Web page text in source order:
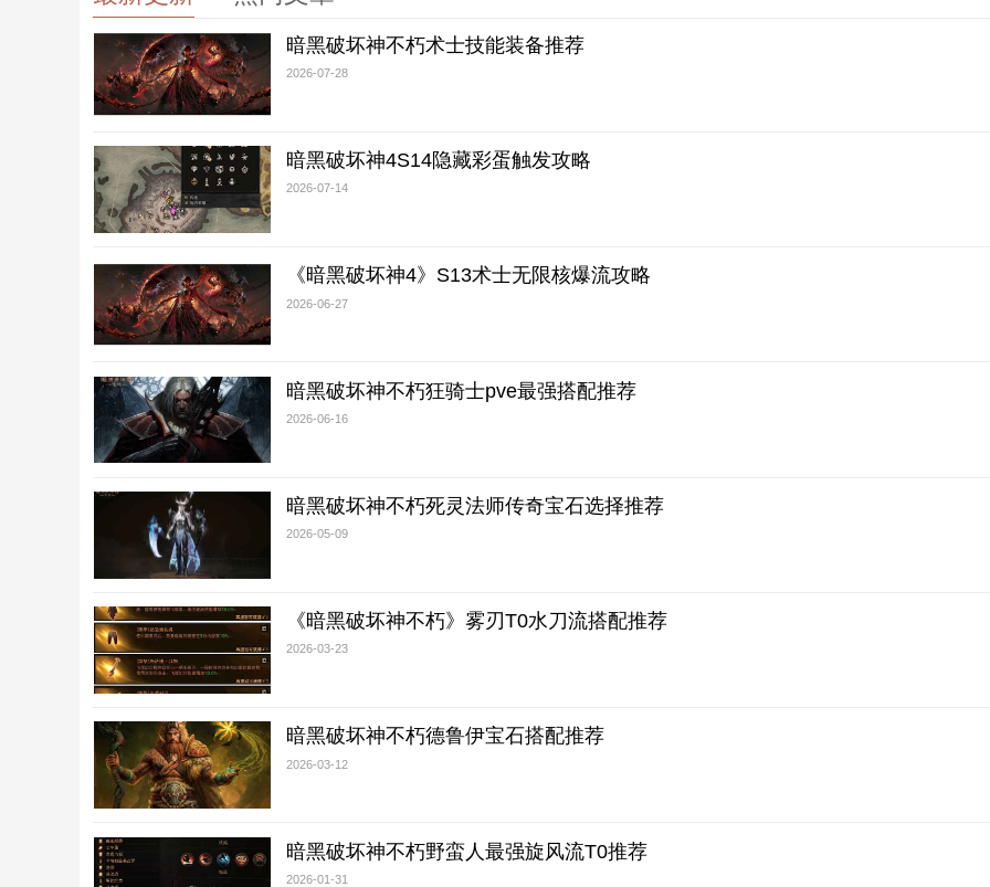
暗黑破坏神不朽术士技能装备推荐
2026-07-28
暗黑破坏神4S14隐藏彩蛋触发攻略
2026-07-14
《暗黑破坏神4》S13术士无限核爆流攻略
2026-06-27
暗黑破坏神不朽狂骑士pve最强搭配推荐
2026-06-16
暗黑破坏神不朽死灵法师传奇宝石选择推荐
2026-05-09
《暗黑破坏神不朽》雾刃T0水刀流搭配推荐
2026-03-23
暗黑破坏神不朽德鲁伊宝石搭配推荐
2026-03-12
暗黑破坏神不朽野蛮人最强旋风流T0推荐
2026-01-31